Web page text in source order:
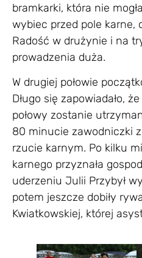
bramkarki, która nie
wybiec przed pole karne,
Radość w drużynie i na
prowadzenia duża.
W drugiej połowie
Długo się zapowiadało,
połowy zostanie
80 minucie zawodniczki
rzucie karnym. Po kilku
karnego przyznała
uderzeniu Julii Przybył
potem jeszcze dobiły
Kwiatkowskiej, której